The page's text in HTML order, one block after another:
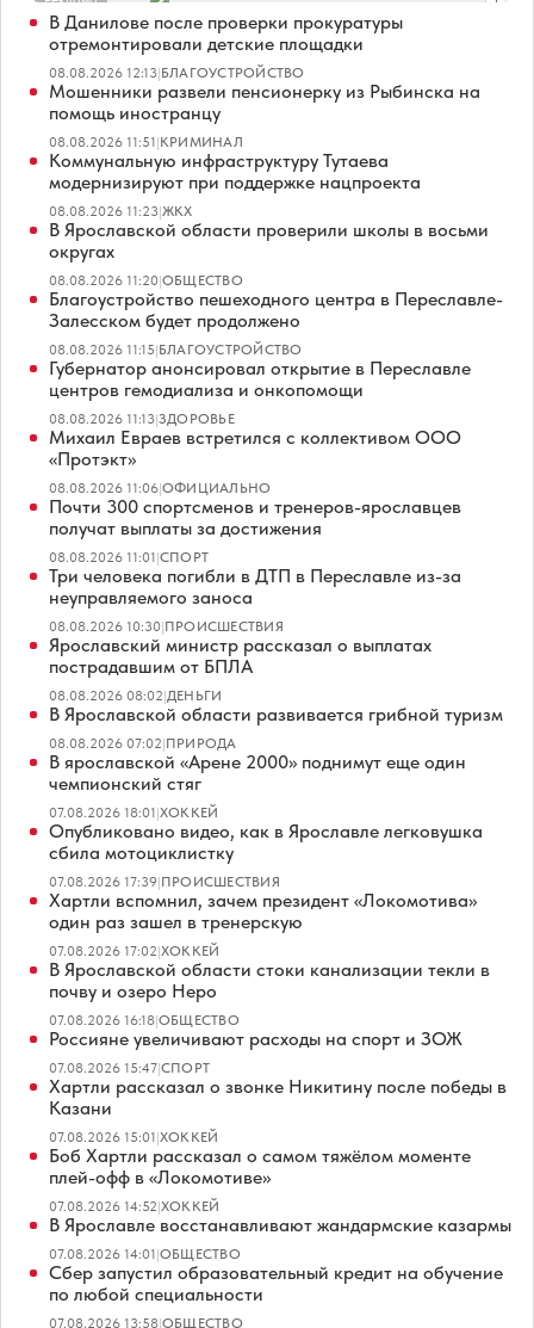
В Данилове после проверки прокуратуры
отремонтировали детские площадки
08.08.2026 12:13|БЛАГОУСТРОЙСТВО
Мошенники развели пенсионерку из Рыбинска на
помощь иностранцу
08.08.2026 11:51|КРИМИНАЛ
Коммунальную инфраструктуру Тутаева
модернизируют при поддержке нацпроекта
08.08.2026 11:23|ЖКХ
В Ярославской области проверили школы в восьми
округах
08.08.2026 11:20|ОБЩЕСТВО
Благоустройство пешеходного центра в Переславле-
Залесском будет продолжено
08.08.2026 11:15|БЛАГОУСТРОЙСТВО
Губернатор анонсировал открытие в Переславле
центров гемодиализа и онкопомощи
08.08.2026 11:13|ЗДОРОВЬЕ
Михаил Евраев встретился с коллективом ООО
«Протэкт»
08.08.2026 11:06|ОФИЦИАЛЬНО
Почти 300 спортсменов и тренеров-ярославцев
получат выплаты за достижения
08.08.2026 11:01|СПОРТ
Три человека погибли в ДТП в Переславле из-за
неуправляемого заноса
08.08.2026 10:30|ПРОИСШЕСТВИЯ
Ярославский министр рассказал о выплатах
пострадавшим от БПЛА
08.08.2026 08:02|ДЕНЬГИ
В Ярославской области развивается грибной туризм
08.08.2026 07:02|ПРИРОДА
В ярославской «Арене 2000» поднимут еще один
чемпионский стяг
07.08.2026 18:01|ХОККЕЙ
Опубликовано видео, как в Ярославле легковушка
сбила мотоциклистку
07.08.2026 17:39|ПРОИСШЕСТВИЯ
Хартли вспомнил, зачем президент «Локомотива»
один раз зашел в тренерскую
07.08.2026 17:02|ХОККЕЙ
В Ярославской области стоки канализации текли в
почву и озеро Неро
07.08.2026 16:18|ОБЩЕСТВО
Россияне увеличивают расходы на спорт и ЗОЖ
07.08.2026 15:47|СПОРТ
Хартли рассказал о звонке Никитину после победы в
Казани
07.08.2026 15:01|ХОККЕЙ
Боб Хартли рассказал о самом тяжёлом моменте
плей-офф в «Локомотиве»
07.08.2026 14:52|ХОККЕЙ
В Ярославле восстанавливают жандармские казармы
07.08.2026 14:01|ОБЩЕСТВО
Сбер запустил образовательный кредит на обучение
по любой специальности
07.08.2026 13:58|ОБЩЕСТВО